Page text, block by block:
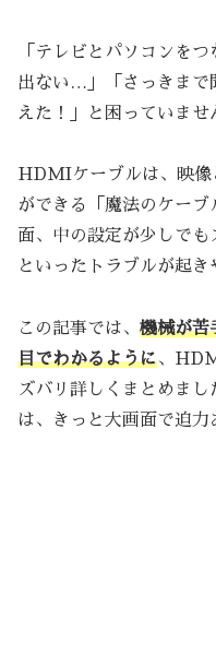
「テレビとパソコンを
出ない…」「さっきまで
えた！」と困っていませ
HDMIケーブルは、映像
ができる「魔法のケー
面、中の設定が少しでも
といったトラブルが起き
この記事では、 機械が苦
目でわかるように、
ズバリ詳しくまとめま
は、きっと大画面で迫力